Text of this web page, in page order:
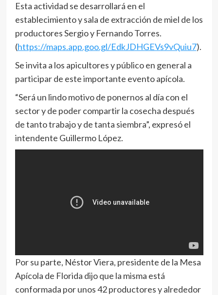
Esta actividad se desarrollará en el
establecimiento y sala de extracción de miel de los
productores Sergio y Fernando Torres.
(https://maps.app.goo.gl/EdkJDHGEVs9vQuiu7).
Se invita a los apicultores y público en general a
participar de este importante evento apícola.
“Será un lindo motivo de ponernos al día con el
sector y de poder compartir la cosecha después
de tanto trabajo y de tanta siembra”, expresó el
intendente Guillermo López.
Por su parte, Néstor Viera, presidente de la Mesa
Apícola de Florida dijo que la misma está
conformada por unos 42 productores y alrededor